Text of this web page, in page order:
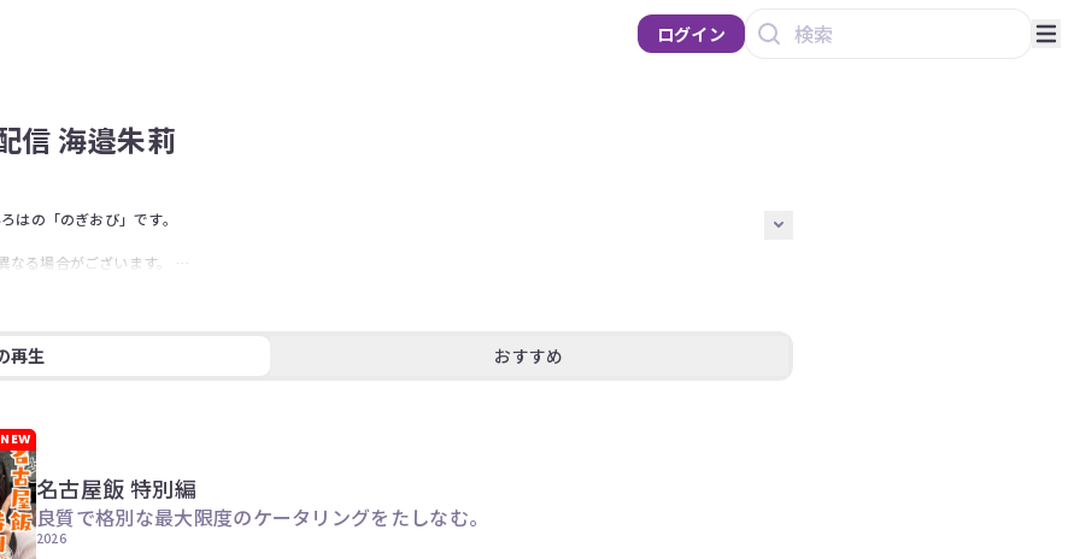
ログイン
信 海邉朱莉
はの「のぎおび」です。
る場合がございます。
再生 おすすめ
NEW
名古屋飯 特別編
良質で格別な最大限度のケータリングをたしなむ。
2026